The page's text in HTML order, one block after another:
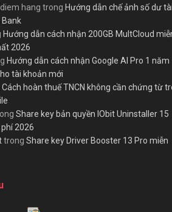
hang trong Hướng dẫn chế ảnh số dư tài
Bank
Hướng dẫn cách nhận 200GB MultCloud
2026
Hướng dẫn cách nhận Google AI Pro 1 năm
tài khoản mới
Cách hoàn thuế TNCN không cần chứng từ
Share key bản quyền IObit Uninstaller 15
phí 2026
trong Share key Driver Booster 13 Pro miễn